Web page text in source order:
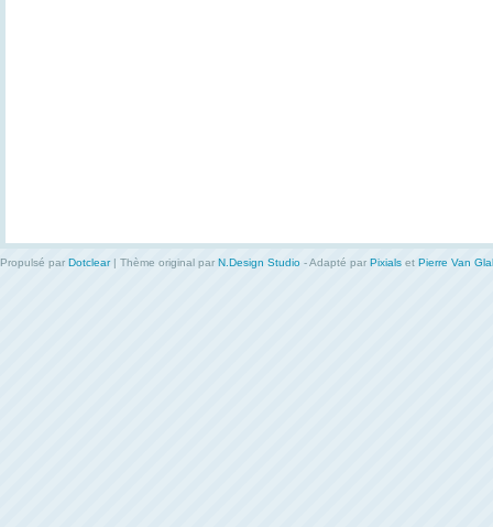
Propulsé par Dotclear| Thème original par N.Design Studio - Adapté par Pixials et Pierre Van